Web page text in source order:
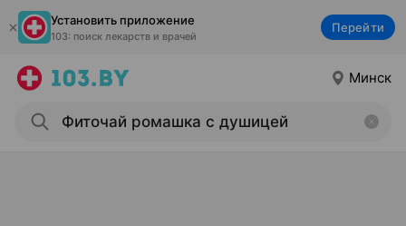
Установить приложение
103: поиск лекарств и врачей
Перейти
Минск